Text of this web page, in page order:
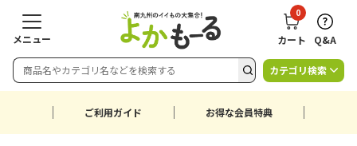
メニュー
0
カート Q&A
カテゴリ検索
ご利用ガイド お得な会員特典